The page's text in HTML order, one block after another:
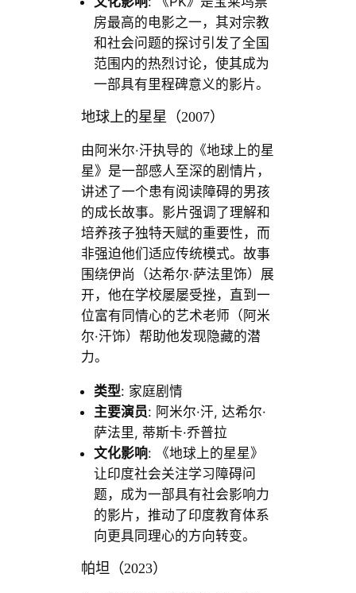
房最高的电影之一，其对宗教
和社会问题的探讨引发了全国
范围内的热烈讨论，使其成为
一部具有里程碑意义的影片。
地球上的星星（2007）
由阿米尔·汗执导的《地球上的星
星》是一部感人至深的剧情片，
讲述了一个患有阅读障碍的男孩
的成长故事。影片强调了理解和
培养孩子独特天赋的重要性，而
非强迫他们适应传统模式。故事
围绕伊尚（达希尔·萨法里饰）展
开，他在学校屡屡受挫，直到一
位富有同情心的艺术老师（阿米
尔·汗饰）帮助他发现隐藏的潜
力。
类型: 家庭剧情
主要演员: 阿米尔·汗, 达希尔·
萨法里, 蒂斯卡·乔普拉
文化影响: 《地球上的星星》
让印度社会关注学习障碍问
题，成为一部具有社会影响力
的影片，推动了印度教育体系
向更具同理心的方向转变。
帕坦（2023）